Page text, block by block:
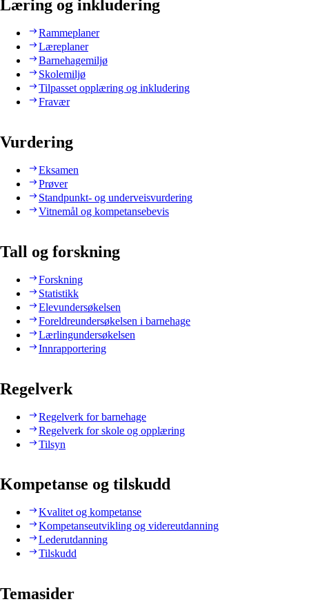
Læring og inkludering
Rammeplaner
Læreplaner
Barnehagemiljø
Skolemiljø
Tilpasset opplæring og inkludering
Fravær
Vurdering
Eksamen
Prøver
Standpunkt- og underveisvurdering
Vitnemål og kompetansebevis
Tall og forskning
Forskning
Statistikk
Elevundersøkelsen
Foreldreundersøkelsen i barnehage
Lærlingundersøkelsen
Innrapportering
Regelverk
Regelverk for barnehage
Regelverk for skole og opplæring
Tilsyn
Kompetanse og tilskudd
Kvalitet og kompetanse
Kompetanseutvikling og videreutdanning
Lederutdanning
Tilskudd
Temasider